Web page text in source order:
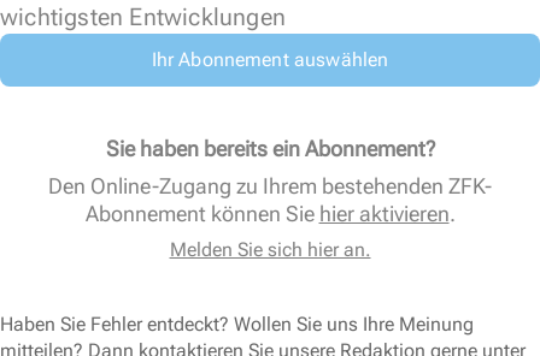
wichtigsten Entwicklungen
Ihr Abonnement auswählen
Sie haben bereits ein Abonnement?
Den Online-Zugang zu Ihrem bestehenden ZFK-
Abonnement können Sie hier aktivieren.
Melden Sie sich hier an.
Haben Sie Fehler entdeckt? Wollen Sie uns Ihre Meinung
mitteilen? Dann kontaktieren Sie unsere Redaktion gerne unter